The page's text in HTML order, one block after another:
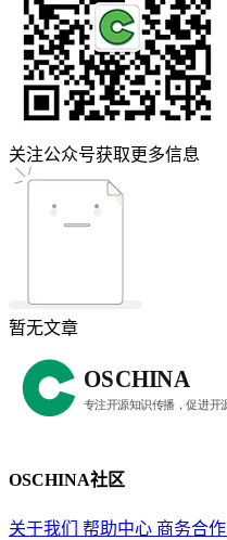
关注公众号获取更多信息
暂无文章
OSCHINA社区
关于我们 帮助中心 商务合作